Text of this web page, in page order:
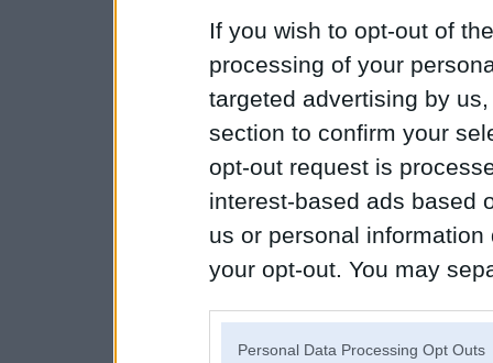
If you wish to opt-out of
processing of your
targeted advertising by
section to confirm your
opt-out request is
interest-based ads based
us or personal
your opt-out. You may
Personal Data Processing Opt Outs